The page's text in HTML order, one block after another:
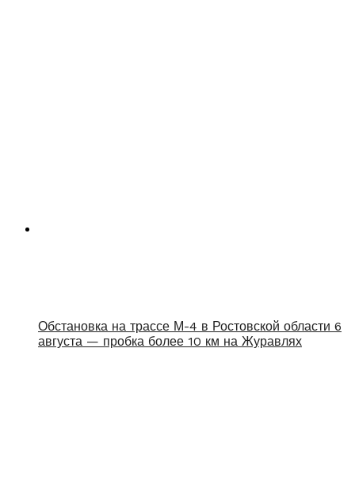
Обстановка на трассе М-4 в Ростовской области 6
августа — пробка более 10 км на Журавлях